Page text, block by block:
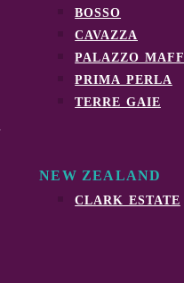
bosso
cavazza
palazzo
prima perla
terre gaie
NEW ZEALAND
clark estate